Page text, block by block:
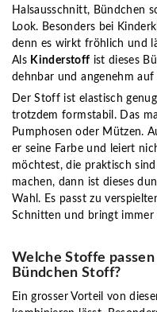
Halsausschnitt, Bündchen
Look. Besonders bei
denn es wirkt fröhlich und
Als Kinderstoff ist dieses
dehnbar und angenehm
Der Stoff ist elastisch
trotzdem formstabil. Das
Pumphosen oder Mützen.
er seine Farbe und leiert
möchtest, die praktisch
machen, dann ist dieses
Wahl. Es passt zu
Schnitten und bringt immer
Welche Stoffe
Bündchen Stoff?
Ein grosser Vorteil von